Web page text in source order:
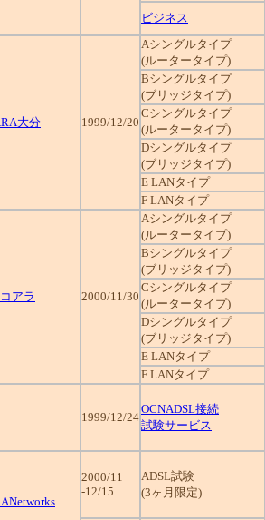
ビジネス
大分 1999/12/20
Aシングルタイプ
(ルータータイプ)
Bシングルタイプ
(ブリッジタイプ)
Cシングルタイプ
(ルータータイプ)
Dシングルタイプ
(ブリッジタイプ)
E LANタイプ
F LANタイプ
アラ 2000/11/30
Aシングルタイプ
(ルータータイプ)
Bシングルタイプ
(ブリッジタイプ)
Cシングルタイプ
(ルータータイプ)
Dシングルタイプ
(ブリッジタイプ)
E LANタイプ
F LANタイプ
1999/12/24
OCNADSL接続
試験サービス
2000/11
-12/15
ADSL試験
(3ヶ月限定)